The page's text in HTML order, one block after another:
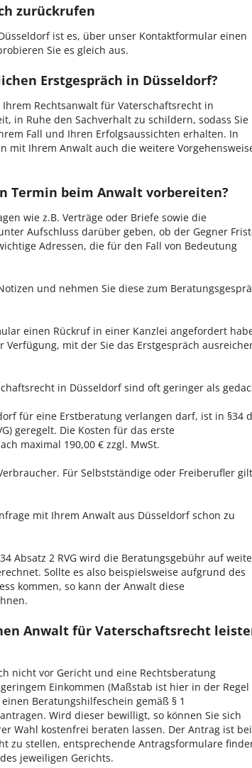
zurückrufen
ist es, über unser Kontaktformular einen
Sie es gleich aus.
Erstgespräch in Düsseldorf?
Rechtsanwalt für Vaterschaftsrecht in
in Ruhe den Sachverhalt zu schildern, sodass Sie
Fall und Ihren Erfolgsaussichten erhalten. In
mit Ihrem Anwalt auch die weitere
Termin beim Anwalt vorbereiten?
wie z.B. Verträge oder Briefe sowie die
Aufschluss darüber geben, ob der Gegner
Adressen, die für den Fall von Bedeutung
und nehmen Sie diese zum
einen Rückruf in einer Kanzlei angefordert
mit der Sie das Erstgespräch
in Düsseldorf sind oft geringer als
für eine Erstberatung verlangen darf, ist in §34
geregelt. Die Kosten für das erste
maximal 190,00 € zzgl. MwSt.
Für Selbstständige oder Freiberufler gilt
mit Ihrem Anwalt aus Düsseldorf schon zu
Absatz 2 RVG wird die Beratungsgebühr auf
Sollte es also beispielsweise aufgrund des
kommen, so kann der Anwalt diese
Anwalt für Vaterschaftsrecht
nicht vor Gericht und eine Rechtsberatung
Einkommen (Maßstab ist hier in der Regel
Beratungshilfeschein gemäß § 1
Wird dieser bewilligt, so können Sie sich
Wahl kostenfrei beraten lassen. Der Antrag ist bei
zu stellen, entsprechende Antragsformulare
jeweiligen Gerichts.